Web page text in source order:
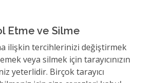
Etme ve Silme
ilişkin tercihlerinizi değiştirmek
veya silmek için tarayıcınızın
yeterlidir. Birçok tarayıcı